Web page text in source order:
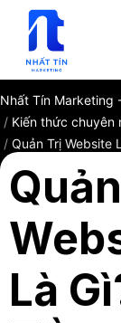
Nhất Tín Marketing
Kiến thức chuyên
Quản Trị Website
Là